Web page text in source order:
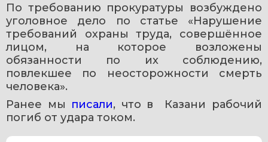
По требованию прокуратуры возбуждено
уголовное дело по статье «Нарушение
требований охраны труда, совершённое
лицом, на которое возложены
обязанности по их соблюдению,
повлекшее по неосторожности смерть
человека».
Ранее мы писали, что в  Казани рабочий
погиб от удара током.